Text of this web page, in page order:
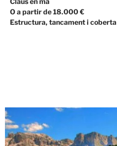
O a partir de 18.000 €
Estructura, tancament i coberta